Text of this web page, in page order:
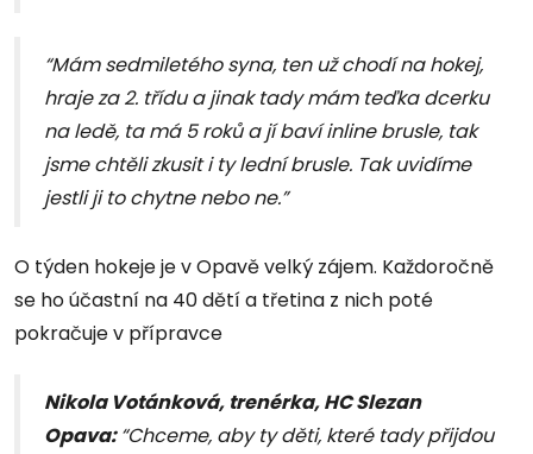
“Mám sedmiletého syna, ten už chodí na hokej,
hraje za 2. třídu a jinak tady mám teďka dcerku
na ledě, ta má 5 roků a jí baví inline brusle, tak
jsme chtěli zkusit i ty lední brusle. Tak uvidíme
jestli ji to chytne nebo ne.”
O týden hokeje je v Opavě velký zájem. Každoročně
se ho účastní na 40 dětí a třetina z nich poté
pokračuje v přípravce
Nikola Votánková, trenérka, HC Slezan
Opava:“Chceme, aby ty děti, které tady přijdou